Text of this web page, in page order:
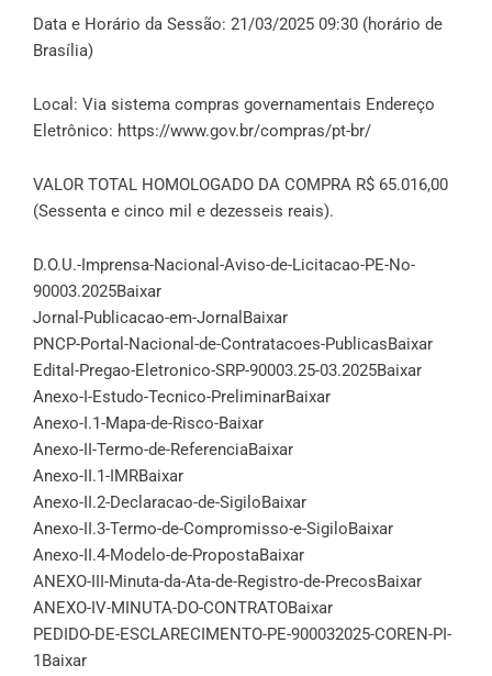
Data e Horário da Sessão: 21/03/2025 09:30 (horário de
Brasília)
Local: Via sistema compras governamentais Endereço
Eletrônico: https://www.gov.br/compras/pt-br/
VALOR TOTAL HOMOLOGADO DA COMPRA R$ 65.016,00
(Sessenta e cinco mil e dezesseis reais).
D.O.U.-Imprensa-Nacional-Aviso-de-Licitacao-PE-No-
90003.2025Baixar
Jornal-Publicacao-em-Jornal Baixar
PNCP-Portal-Nacional-de-Contratacoes-PublicasBaixar
Edital-Pregao-Eletronico-SRP-90003.25-03.2025Baixar
Anexo-I-Estudo-Tecnico-PreliminarBaixar
Anexo-I.1-Mapa-de-Risco-Baixar
Anexo-II-Termo-de-ReferenciaBaixar
Anexo-II.1-IMRBaixar
Anexo-II.2-Declaracao-de-SigiloBaixar
Anexo-II.3-Termo-de-Compromisso-e-SigiloBaixar
Anexo-II.4-Modelo-de-PropostaBaixar
ANEXO-III-Minuta-da-Ata-de-Registro-de-PrecosBaixar
ANEXO-IV-MINUTA-DO-CONTRATOBaixar
PEDIDO-DE-ESCLARECIMENTO-PE-900032025-COREN-PI-
1Baixar